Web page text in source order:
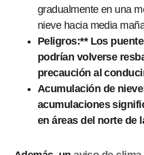
gradualmente en una
nieve hacia media
Peligros:** Los
podrían volverse
precaución al
Acumulación de
acumulaciones
en áreas del norte de